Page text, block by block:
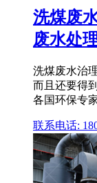
洗煤废
废水处
洗煤废水治
而且还要得
各国环保专
联系电话: